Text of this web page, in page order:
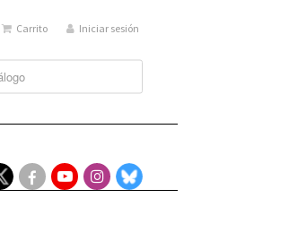
Carrito Iniciar sesión